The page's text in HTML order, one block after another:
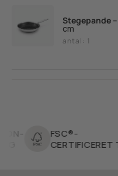
Stegepande
cm
antal: 1
FSC®-
CERTIFICERET TRÆ